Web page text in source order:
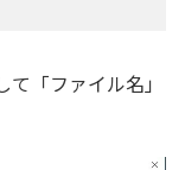
て「ファイル名」